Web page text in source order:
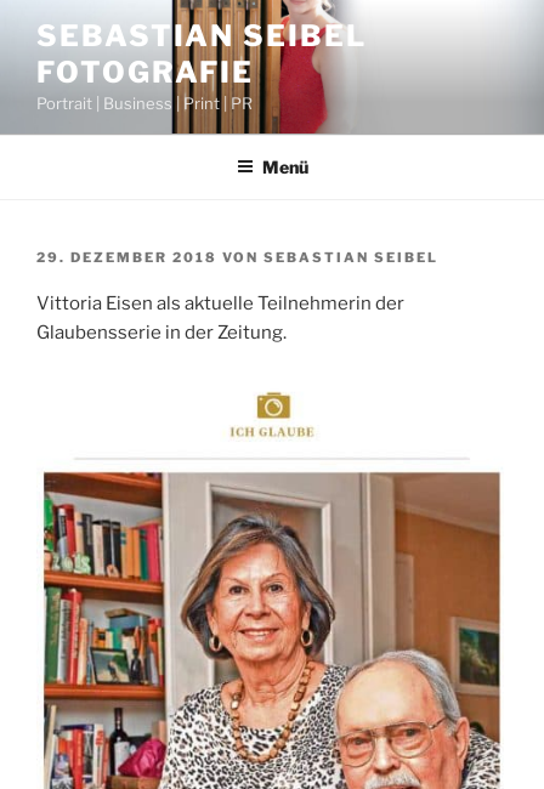
Inhalt
springen
SEBASTIAN SEIBEL
FOTOGRAFIE
Portrait | Business | Print | PR
Menü
VERÖFFENTLICHT
29. DEZEMBER 2018 VON SEBASTIAN SEIBEL
Vittoria Eisen als aktuelle Teilnehmerin der
Glaubensserie in der Zeitung.